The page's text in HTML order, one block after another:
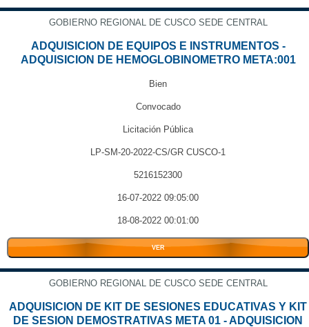
GOBIERNO REGIONAL DE CUSCO SEDE CENTRAL
ADQUISICION DE EQUIPOS E INSTRUMENTOS -
ADQUISICION DE HEMOGLOBINOMETRO META:001
Bien
Convocado
Licitación Pública
LP-SM-20-2022-CS/GR CUSCO-1
5216152300
16-07-2022 09:05:00
18-08-2022 00:01:00
VER
GOBIERNO REGIONAL DE CUSCO SEDE CENTRAL
ADQUISICION DE KIT DE SESIONES EDUCATIVAS Y KIT
DE SESION DEMOSTRATIVAS META 01 - ADQUISICION